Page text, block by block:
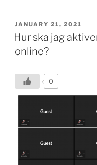
POSTED
ON
JANUARY 21, 2021
Hur ska jag
online?
0